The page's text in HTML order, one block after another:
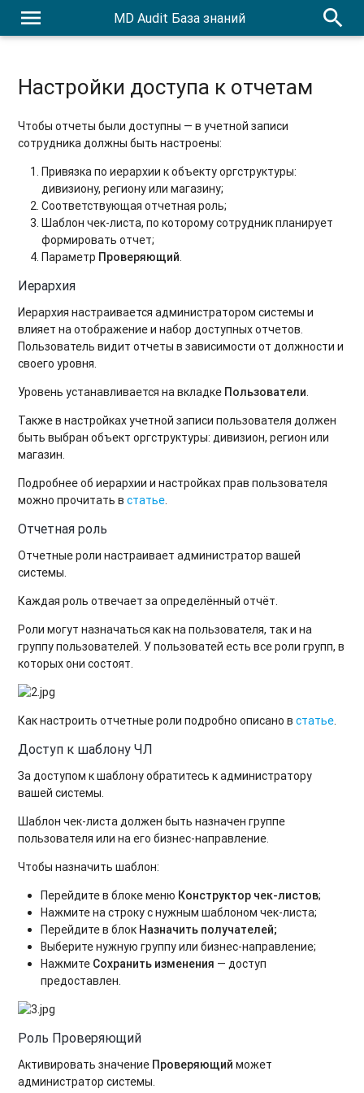
menu MD Audit База знаний search
Настройки доступа к отчетам
Чтобы отчеты были доступны — в учетной записи
сотрудника должны быть настроены:
Привязка по иерархии к объекту оргструктуры:
дивизиону, региону или магазину;
Соответствующая отчетная роль;
Шаблон чек-листа, по которому сотрудник планирует
формировать отчет;
Параметр Проверяющий.
Иерархия
Иерархия настраивается администратором системы и
влияет на отображение и набор доступных отчетов.
Пользователь видит отчеты в зависимости от должности и
своего уровня.
Уровень устанавливается на вкладке Пользователи.
Также в настройках учетной записи пользователя должен
быть выбран объект оргструктуры: дивизион, регион или
магазин.
Подробнее об иерархии и настройках прав пользователя
можно прочитать встатье.
Отчетная роль
Отчетные роли настраивает администратор вашей
системы.
Каждая роль отвечает за определённый отчёт.
Роли могут назначаться как на пользователя, так и на
группу пользователей. У пользоватей есть все роли групп, в
которых они состоят.
Как настроить отчетные роли подробно описано встатье.
Доступ к шаблону ЧЛ
За доступом к шаблону обратитесь к администратору
вашей системы.
Шаблон чек-листа должен быть назначен группе
пользователя или на его бизнес-направление.
Чтобы назначить шаблон:
Перейдите в блоке меню Конструктор чек-листов;
Нажмите на строку с нужным шаблоном чек-листа;
Перейдите в блок Назначить получателей;
Выберите нужную группу или бизнес-направление;
Нажмите Сохранить изменения — доступ
предоставлен.
Роль Проверяющий
Активировать значение Проверяющий может
администратор системы.